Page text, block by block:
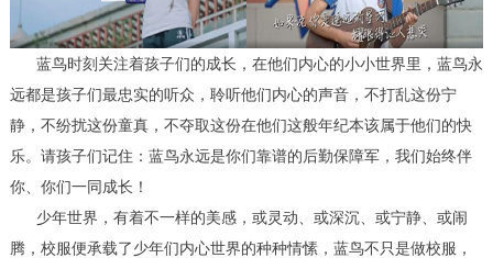
蓝鸟时刻关注着孩子们的成长，在他们内心的小小世界里，蓝鸟永
远都是孩子们最忠实的听众，聆听他们内心的声音，不打乱这份宁
静，不纷扰这份童真，不夺取这份在他们这般年纪本该属于他们的快
乐。请孩子们记住：蓝鸟永远是你们靠谱的后勤保障军，我们始终伴
你、你们一同成长！
少年世界，有着不一样的美感，或灵动、或深沉、或宁静、或闹
腾，校服便承载了少年们内心世界的种种情愫，蓝鸟不只是做校服，